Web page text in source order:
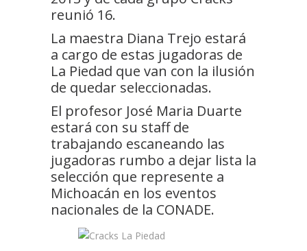
reunió 16.
La maestra Diana Trejo estará
a cargo de estas jugadoras de
La Piedad que van con la ilusión
de quedar seleccionadas.
El profesor José Maria Duarte
estará con su staff de
trabajando escaneando las
jugadoras rumbo a dejar lista la
selección que represente a
Michoacán en los eventos
nacionales de la CONADE.